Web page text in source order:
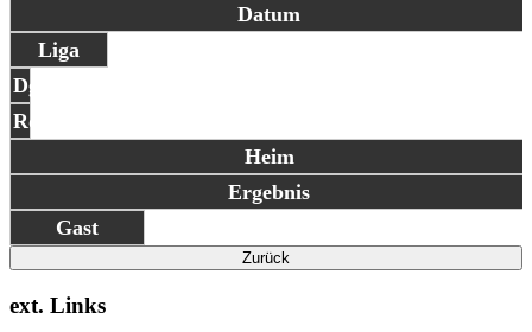
Datum
Liga
Dg
Rd
Heim
Ergebnis
Gast
Zurück
ext. Links